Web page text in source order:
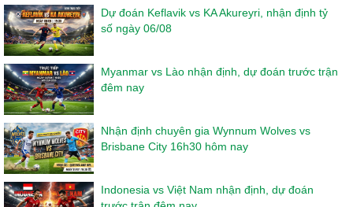
Dự đoán Keflavik vs KA Akureyri, nhận định tỷ
số ngày 06/08
Myanmar vs Lào nhận định, dự đoán trước trận
đêm nay
Nhận định chuyên gia Wynnum Wolves vs
Brisbane City 16h30 hôm nay
Indonesia vs Việt Nam nhận định, dự đoán